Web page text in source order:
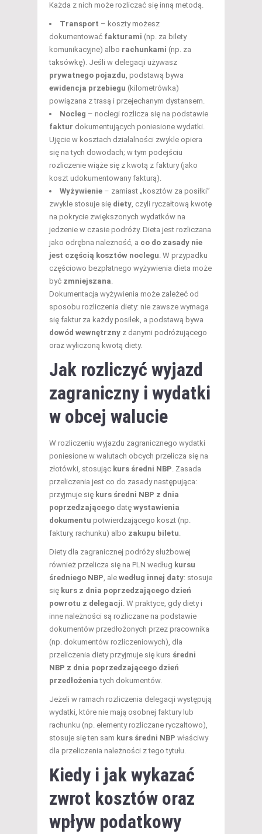
Każda z nich może rozliczać się inną metodą.
Transport – koszty możesz
dokumentować fakturami (np. za bilety
komunikacyjne) albo rachunkami (np. za
taksówkę). Jeśli w delegacji używasz
prywatnego pojazdu, podstawą bywa
ewidencja przebiegu (kilometrówka)
powiązana z trasą i przejechanym dystansem.
Nocleg – noclegi rozlicza się na podstawie
faktur dokumentujących poniesione wydatki.
Ujęcie w kosztach działalności zwykle opiera
się na tych dowodach; w tym podejściu
rozliczenie wiąże się z kwotą z faktury (jako
koszt udokumentowany fakturą).
Wyżywienie – zamiast „kosztów za posiłki”
zwykle stosuje się diety, czyli ryczałtową kwotę
na pokrycie zwiększonych wydatków na
jedzenie w czasie podróży. Dieta jest rozliczana
jako odrębna należność, a co do zasady nie
jest częścią kosztów noclegu. W przypadku
częściowo bezpłatnego wyżywienia dieta może
być zmniejszana.
Dokumentacja wyżywienia może zależeć od
sposobu rozliczenia diety: nie zawsze wymaga
się faktur za każdy posiłek, a podstawą bywa
dowód wewnętrzny z danymi podróżującego
oraz wyliczoną kwotą diety.
Jak rozliczyć wyjazd
zagraniczny i wydatki
w obcej walucie
W rozliczeniu wyjazdu zagranicznego wydatki
poniesione w walutach obcych przelicza się na
złotówki, stosując kurs średni NBP. Zasada
przeliczenia jest co do zasady następująca:
przyjmuje się kurs średni NBP z dnia
poprzedzającego datę wystawienia
dokumentu potwierdzającego koszt (np.
faktury, rachunku) albo zakupu biletu.
Diety dla zagranicznej podróży służbowej
również przelicza się na PLN według kursu
średniego NBP, ale według innej daty: stosuje
się kurs z dnia poprzedzającego dzień
powrotu z delegacji. W praktyce, gdy diety i
inne należności są rozliczane na podstawie
dokumentów przedłożonych przez pracownika
(np. dokumentów rozliczeniowych), dla
przeliczenia diety przyjmuje się kurs średni
NBP z dnia poprzedzającego dzień
przedłożenia tych dokumentów.
Jeżeli w ramach rozliczenia delegacji występują
wydatki, które nie mają osobnej faktury lub
rachunku (np. elementy rozliczane ryczałtowo),
stosuje się ten sam kurs średni NBP właściwy
dla przeliczenia należności z tego tytułu.
Kiedy i jak wykazać
zwrot kosztów oraz
wpływ podatkowy